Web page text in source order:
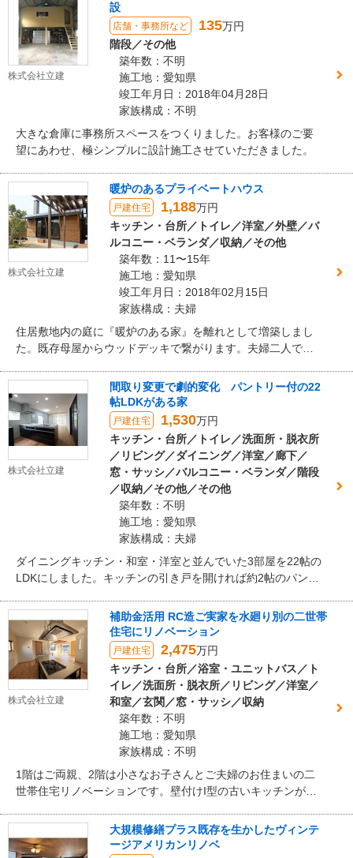
株式会社立建
設
店舗・事務所など 135万円
階段／その他
築年数：不明
施工地：愛知県
竣工年月日：2018年04月28日
家族構成：不明
大きな倉庫に事務所スペースをつくりました。お客様のご要
望にあわせ、極シンプルに設計施工させていただきました。
株式会社立建
暖炉のあるプライベートハウス
戸建住宅 1,188万円
キッチン・台所／トイレ／洋室／外壁／バ
ルコニー・ベランダ／収納／その他
築年数：11〜15年
施工地：愛知県
竣工年月日：2018年02月15日
家族構成：夫婦
住居敷地内の庭に『暖炉のある家』を離れとして増築しまし
た。既存母屋からウッドデッキで繋がります。夫婦二人で、
めの贅沢空間です。
株式会社立建
間取り変更で劇的変化 パントリー付の22
帖LDKがある家
戸建住宅 1,530万円
キッチン・台所／トイレ／洗面所・脱衣所
／リビング／ダイニング／洋室／廊下／
窓・サッシ／バルコニー・ベランダ／階段
／収納／その他／その他
築年数：不明
施工地：愛知県
家族構成：夫婦
ダイニングキッチン・和室・洋室と並んでいた3部屋を22帖の
LDKにしました。キッチンの引き戸を開ければ約2帖のパント
後は、勝手口から直接パントリーへストックを運べますし、
収集日まで各ゴミを保管できサッと外へ出せ、美しいキッチ
ンをキープできます。
株式会社立建
補助金活用 RC造ご実家を水廻り別の二世帯
住宅にリノベーション
戸建住宅 2,475万円
キッチン・台所／浴室・ユニットバス／ト
イレ／洗面所・脱衣所／リビング／洋室／
和室／玄関／窓・サッシ／収納
築年数：不明
施工地：愛知県
家族構成：不明
1階はご両親、2階は小さなお子さんとご夫婦のお住まいの二
世帯住宅リノベーションです。壁付けI型の古いキッチンが補
ン、既存間取りから大きく変化した広々LDK、寒くて掃除も
大変だったのがまるで新築のように生まれ変わったトイレ、
大規模修繕プラス既存を生かしたヴィンテ
ージアメリカンリノベ